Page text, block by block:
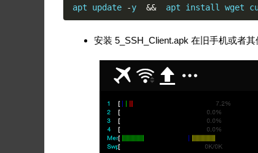
apt update -y &&
apt install wget
安装 5_SSH_Client.apk 在旧手机或者